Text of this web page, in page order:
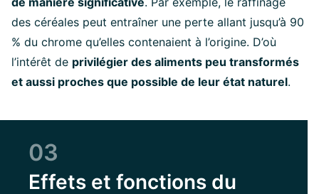
des céréales peut entraîner une perte allant jusqu’à 90
% du chrome qu’elles contenaient à l’origine. D’où
l’intérêt de privilégier des aliments peu transformés
et aussi proches que possible de leur état naturel.
03
Effets et fonctions du